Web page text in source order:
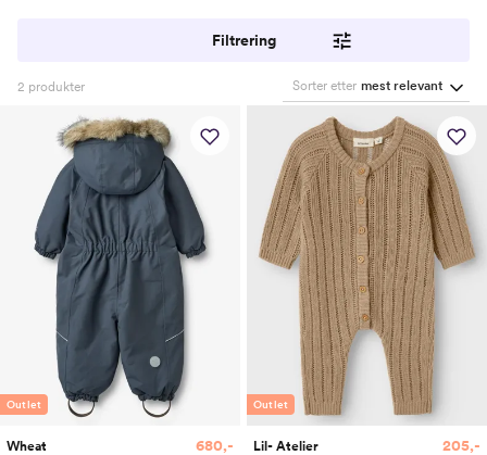
Filtrering
2 produkter Sorter etter mest relevant
Outlet
Wheat
680,-
Outlet
Lil- Atelier
205,-